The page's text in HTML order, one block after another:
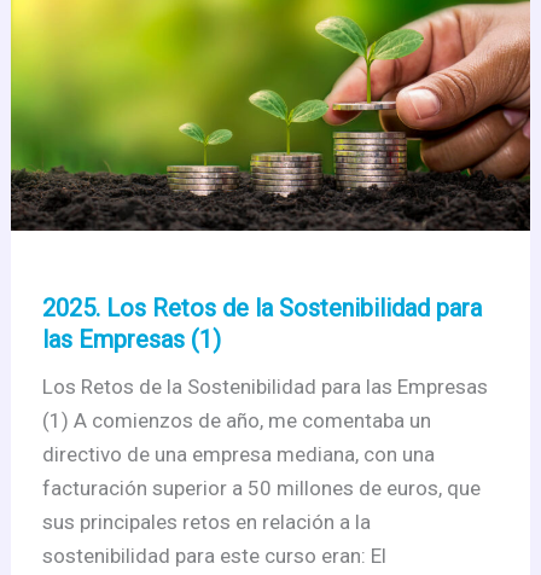
–
Continuación
2025. Los Retos de la Sostenibilidad para
las Empresas (1)
Los Retos de la Sostenibilidad para las Empresas
(1) A comienzos de año, me comentaba un
directivo de una empresa mediana, con una
facturación superior a 50 millones de euros, que
sus principales retos en relación a la
sostenibilidad para este curso eran: El